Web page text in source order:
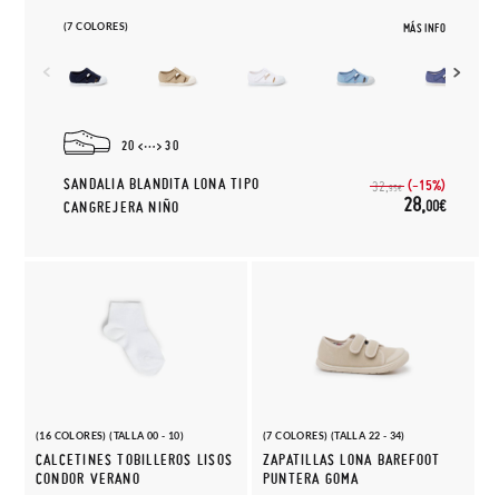
(7 COLORES) MÁS INFO
20 30
SANDALIA BLANDITA LONA TIPO
CANGREJERA NIÑO
32,95€ (-15%)
28,00€
(16 COLORES) (TALLA 00 - 10)
CALCETINES TOBILLEROS LISOS
CONDOR VERANO
(7 COLORES) (TALLA 22 - 34)
ZAPATILLAS LONA BAREFOOT
PUNTERA GOMA